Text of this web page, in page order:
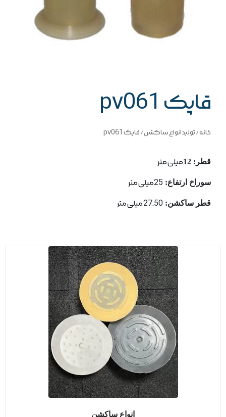
قاپک pv061
خانه/تولید انواع ساکشن/ قاپک pv061
قطر: 12 میلی متر
سوراخ ارتفاع: 25میلی متر
قطر ساكشن: 27.50 میلی متر
انواع ساکشن